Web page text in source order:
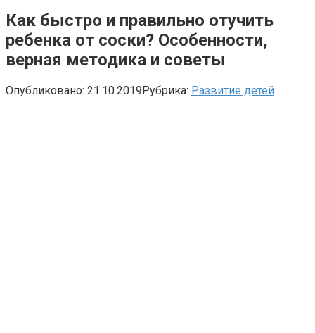
Как быстро и правильно отучить
ребенка от соски? Особенности,
верная методика и советы
Опубликовано: 21.10.2019Рубрика: Развитие детей